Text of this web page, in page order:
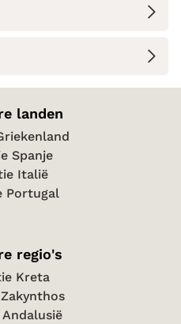
landen
Spanje
Italië
Portugal
regio's
Kreta